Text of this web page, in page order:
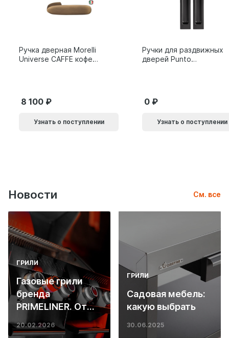
Ручка дверная Morelli
Universe CAFFE кофе
8 100
Узнать о поступлении
Ручки для раздвижных
дверей Punto
0
Узнать о поступлении
Новости См. все
ГРИЛИ
Газовые грили
бренда
PRIMELINER. От
основ инженерии
до ресторанных
20.02.2026
ГРИЛИ
Садовая мебель:
какую выбрать
30.06.2025